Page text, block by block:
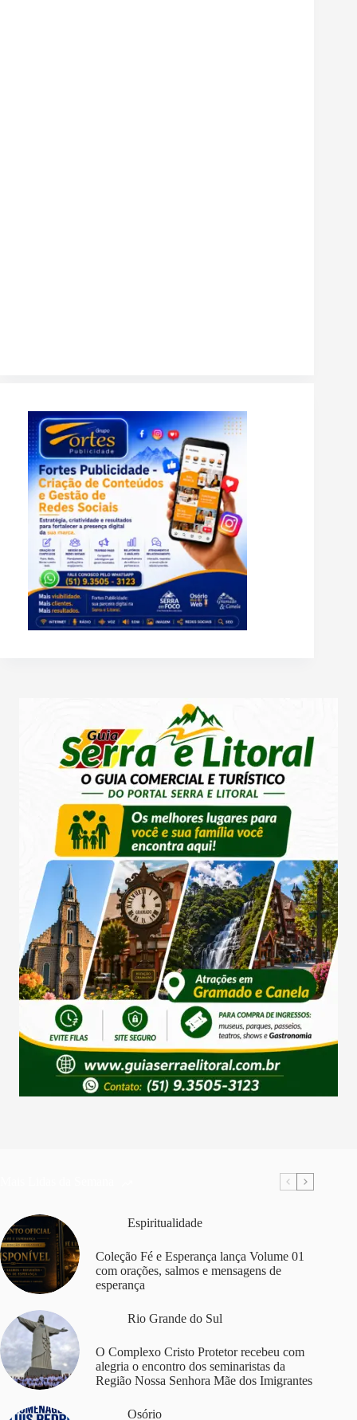
Espiritualidade
Coleção Fé e Esperança lança Volume 01
com orações, salmos e mensagens de
esperança
Rio Grande do Sul
O Complexo Cristo Protetor recebeu com
alegria o encontro dos seminaristas da
Região Nossa Senhora Mãe dos Imigrantes
Osório